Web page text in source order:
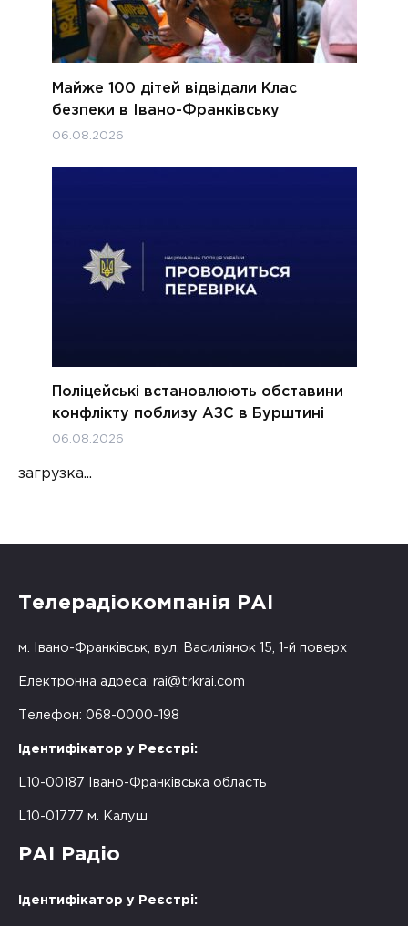
Майже 100 дітей відвідали Клас
безпеки в Івано-Франківську
06.08.2026
Поліцейські встановлюють обставини
конфлікту поблизу АЗС в Бурштині
06.08.2026
загрузка...
Телерадіокомпанія РАІ
м. Івано-Франківськ, вул. Василіянок 15, 1-й поверх
Електронна адреса: rai@trkrai.com
Телефон: 068-0000-198
Ідентифікатор у Реєстрі:
L10-00187 Івано-Франківська область
L10-01777 м. Калуш
РАІ Радіо
Ідентифікатор у Реєстрі: